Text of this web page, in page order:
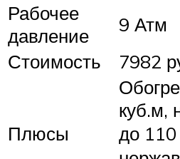
Рабочее
давление
9 Атм
Стоимость
7982
Плюсы
куб.м,
до